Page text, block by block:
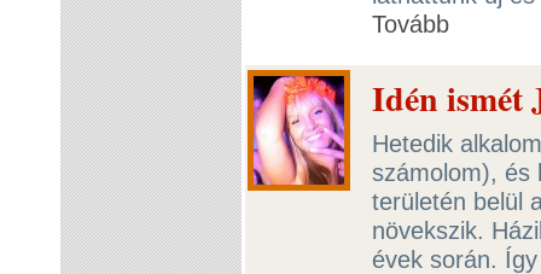
Tovább
Idén ismét
Hetedik
számolom), és
területén belül
növekszik.
évek során.